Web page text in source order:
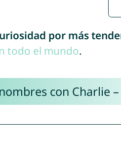
por más
todo el mundo.
con Charlie